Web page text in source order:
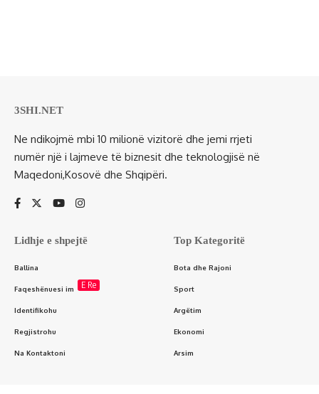
3SHI.NET
Ne ndikojmë mbi 10 milionë vizitorë dhe jemi rrjeti
numër një i lajmeve të biznesit dhe teknologjisë në
Maqedoni,Kosovë dhe Shqipëri.
Lidhje e shpejtë
Ballina
Faqeshënuesi im E Re
Identifikohu
Regjistrohu
Na Kontaktoni
Top Kategoritë
Bota dhe Rajoni
Sport
Argëtim
Ekonomi
Arsim